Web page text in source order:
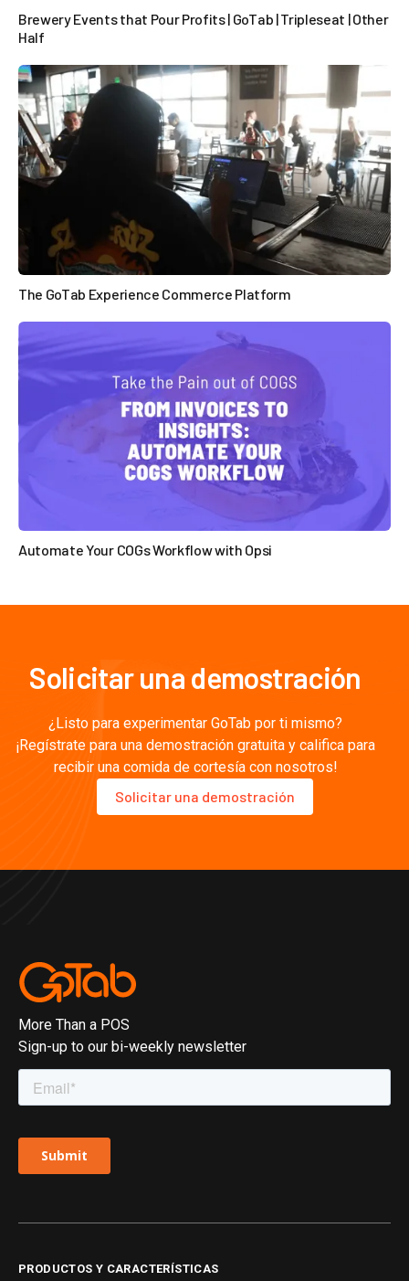

Brewery Events that Pour Profits | GoTab | Tripleseat | Other
Half

The GoTab Experience Commerce Platform
Automate Your COGs Workflow with Opsi
Solicitar una demostración
¿Listo para experimentar GoTab por ti mismo?
¡Regístrate para una demostración gratuita y califica para
recibir una comida de cortesía con nosotros!
Solicitar una demostración
More Than a POS
Sign-up to our bi-weekly newsletter
PRODUCTOS Y CARACTERÍSTICAS